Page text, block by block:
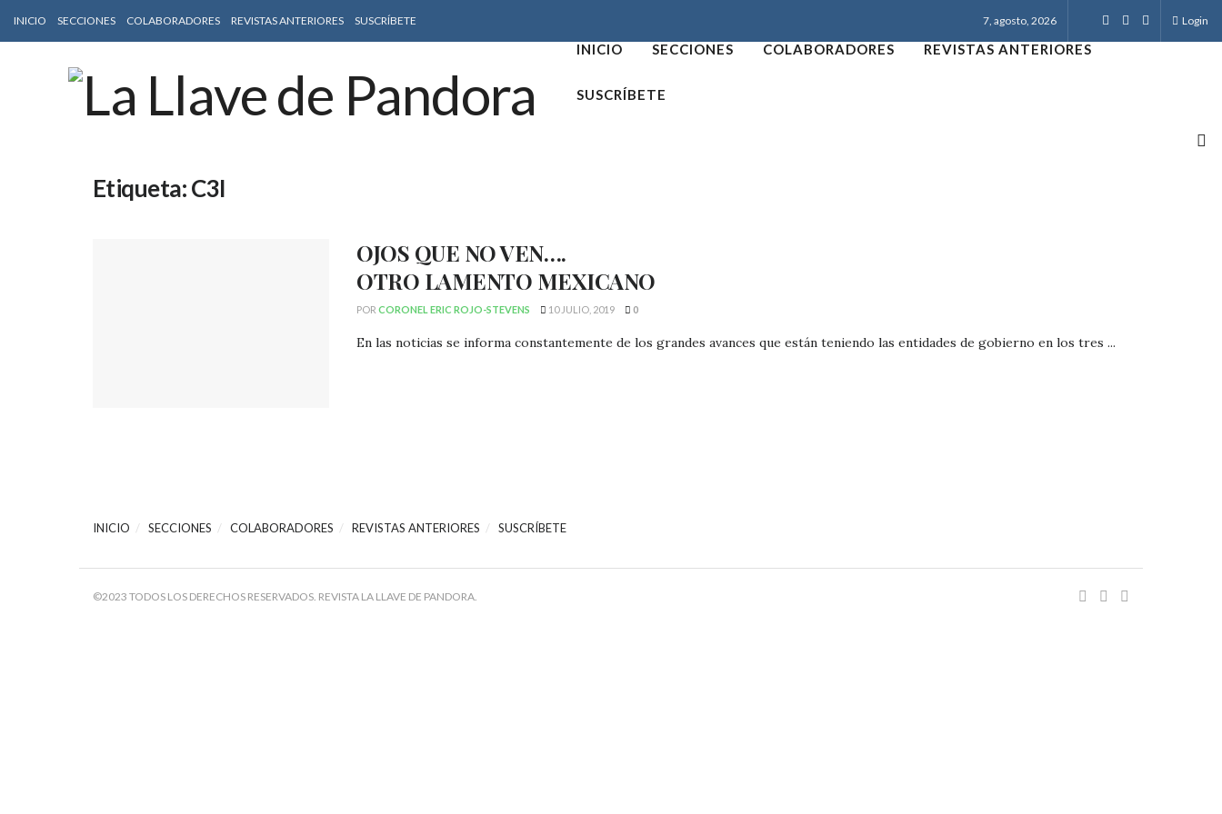
INICIO SECCIONES COLABORADORES REVISTAS ANTERIORES SUSCRÍBETE 7, agosto, 2026 Login
INICIO SECCIONES COLABORADORES REVISTAS ANTERIORES
SUSCRÍBETE
Etiqueta:C3I
OJOS QUE NO VEN….
OTRO LAMENTO MEXICANO
POR CORONEL ERIC ROJO-STEVENS 10 JULIO, 2019 0
En las noticias se informa constantemente de los grandes avances que están teniendo las entidades de gobierno en los tres ...
INICIO SECCIONES COLABORADORES REVISTAS ANTERIORES SUSCRÍBETE
©2023 TODOS LOS DERECHOS RESERVADOS. REVISTA LA LLAVE DE PANDORA.